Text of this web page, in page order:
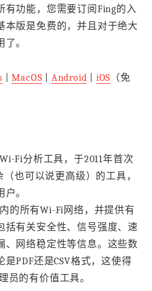
有功能，您需要订阅Fing的入
本版是免费的，并且对于绝大
。
|MacOS Android iOS （免
Fi分析工具，于2011年首次
（也可以说更高级）的工具，
。
的所有Wi-Fi网络，并提供有
括有关安全性、信号强度、速
、网络稳定性等信息。这些数
PDF还是CSV格式，这使得
员的有价值工具。